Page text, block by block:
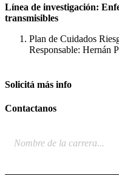
Línea de investigación:
transmisibles
Plan de Cuidados
Responsable: Hernán
Solicitá más info
Contactanos